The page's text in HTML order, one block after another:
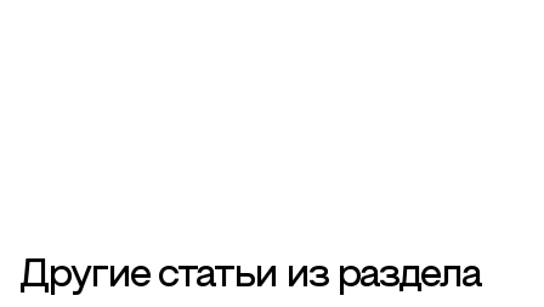
Другие статьи из раздела